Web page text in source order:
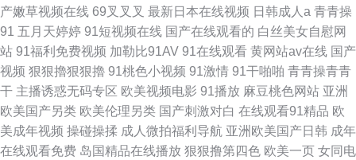
产嫩草视频在线 69叉叉叉 最新日本在线视频 日韩成人a 青青操
91 五月天婷婷 91短视频在线 国产在线观看的 白丝美女自慰网
站 91福利免费视频 加勒比91AV 91在线观看 黄网站av在线 国产
视频 狠狠擼狠狠擼 91桃色小视频 91激情 91干啪啪 青青操青青
干 主播诱惑无码专区 欧美视频电影 91播放 麻豆桃色网站 亚洲
欧美国产另类 欧美伦理另类 国产刺激对白 在线观看91精品 欧
美成年视频 操碰操揉 成人微拍福利导航 亚洲欧美国产日韩 成年
在线观看免费 岛国精品在线播放 狠狠撸第四色 欧美一页 女同电